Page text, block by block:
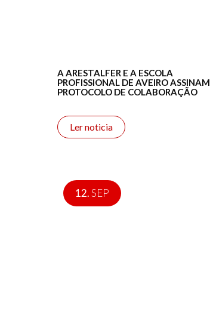
A ARESTALFER E A ESCOLA
PROFISSIONAL DE AVEIRO ASSINAM
PROTOCOLO DE COLABORAÇÃO
Ler noticia
12.SEP